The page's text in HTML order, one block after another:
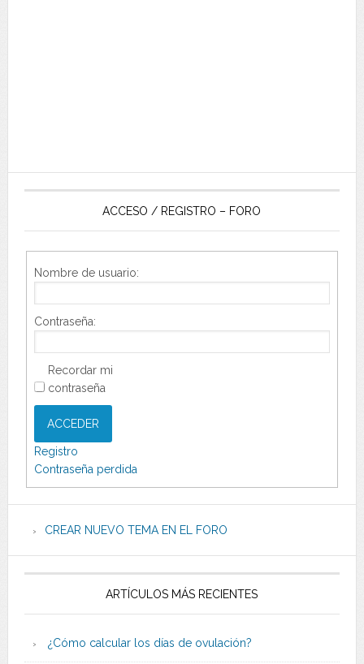
ACCESO / REGISTRO – FORO
Nombre de usuario:
Contraseña:
Recordar mi
contraseña
ACCEDER
Registro
Contraseña perdida
CREAR NUEVO TEMA EN EL FORO
ARTÍCULOS MÁS RECIENTES
¿Cómo calcular los días de ovulación?